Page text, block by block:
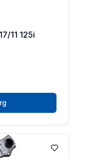
11 125i
Lägg till